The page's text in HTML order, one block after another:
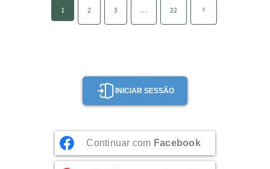
navigation
1 2 3 … 22
Página
seguinte
INICIAR SESSÃO
Continuar com Facebook